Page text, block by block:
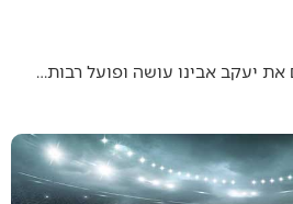
יעקב אבינו עושה ופועל רבות…